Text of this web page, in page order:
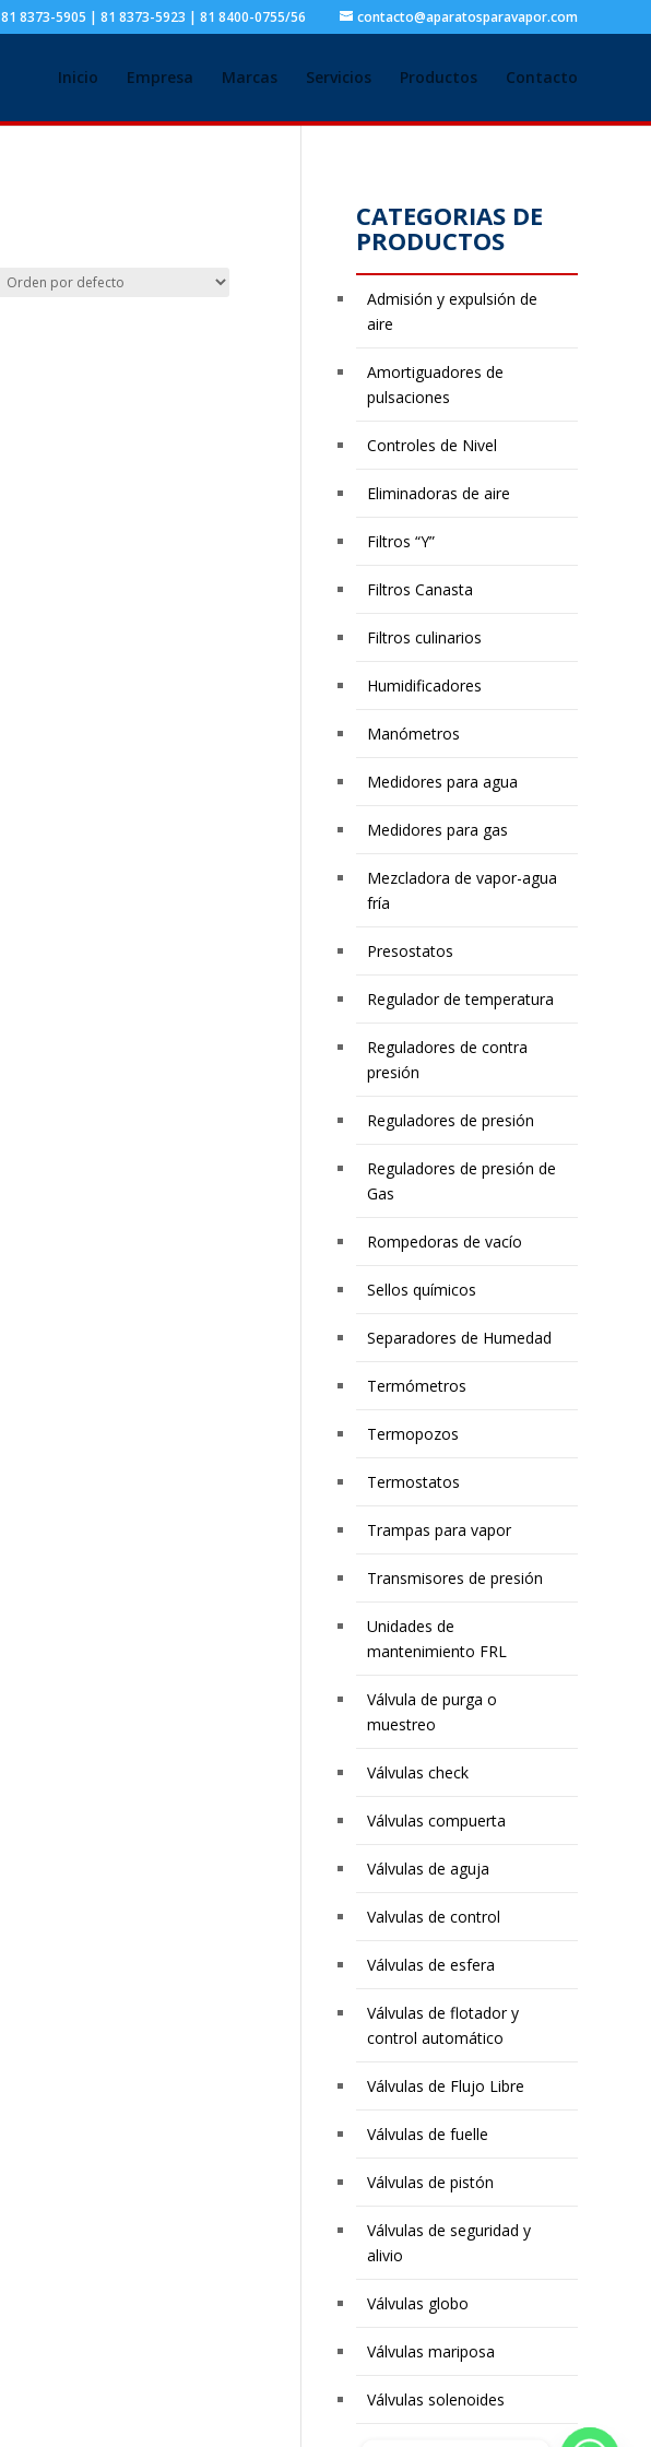
81 8373-5905 | 81 8373-5923 | 81 8400-0755/56 contacto@aparatosparavapor.com
Inicio Empresa Marcas Servicios Productos Contacto
CATEGORIAS DE
PRODUCTOS
Admisión y expulsión de
aire
Amortiguadores de
pulsaciones
Controles de Nivel
Eliminadoras de aire
Filtros “Y”
Filtros Canasta
Filtros culinarios
Humidificadores
Manómetros
Medidores para agua
Medidores para gas
Mezcladora de vapor-agua
fría
Presostatos
Regulador de temperatura
Reguladores de contra
presión
Reguladores de presión
Reguladores de presión de
Gas
Rompedoras de vacío
Sellos químicos
Separadores de Humedad
Termómetros
Termopozos
Termostatos
Trampas para vapor
Transmisores de presión
Unidades de
mantenimiento FRL
Válvula de purga o
muestreo
Válvulas check
Válvulas compuerta
Válvulas de aguja
Valvulas de control
Válvulas de esfera
Válvulas de flotador y
control automático
Válvulas de Flujo Libre
Válvulas de fuelle
Válvulas de pistón
Válvulas de seguridad y
alivio
Válvulas globo
Válvulas mariposa
Válvulas solenoides